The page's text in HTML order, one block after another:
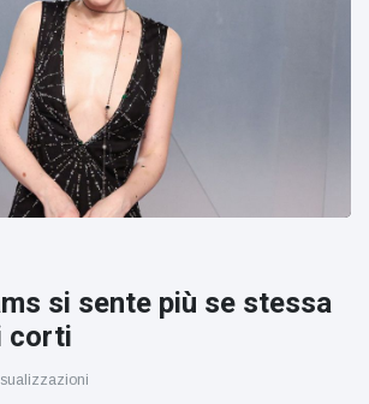
si sente più se stessa
corti